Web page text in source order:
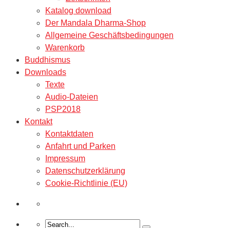
Katalog download
Der Mandala Dharma-Shop
Allgemeine Geschäftsbedingungen
Warenkorb
Buddhismus
Downloads
Texte
Audio-Dateien
PSP2018
Kontakt
Kontaktdaten
Anfahrt und Parken
Impressum
Datenschutzerklärung
Cookie-Richtlinie (EU)